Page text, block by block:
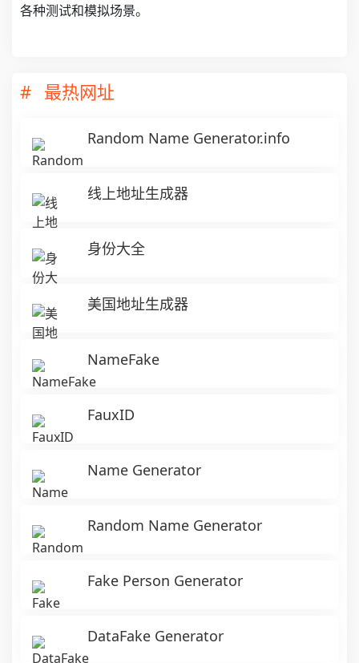
各种测试和模拟场景。
最热网址
Random Name Generator.info
线上地址生成器
身份大全
美国地址生成器
NameFake
FauxID
Name Generator
Random Name Generator
Fake Person Generator
DataFake Generator